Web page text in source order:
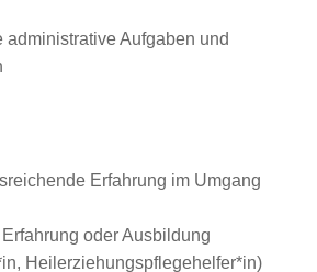
administrative Aufgaben und
Erfahrung im Umgang
oder Ausbildung
Heilerziehungspflegehelfer*in)